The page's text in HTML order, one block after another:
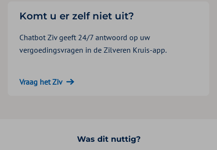
Komt u er zelf niet uit?
Chatbot Ziv geeft 24/7 antwoord op uw
vergoedingsvragen in de Zilveren Kruis-app.
Vraag het Ziv
Was dit nuttig?